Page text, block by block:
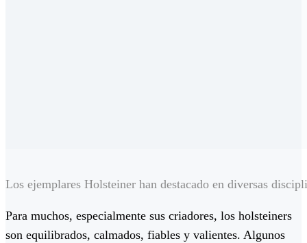
Los ejemplares Holsteiner han destacado en diversas
Para muchos, especialmente sus criadores, los holsteiners
son equilibrados, calmados, fiables y valientes. Algunos